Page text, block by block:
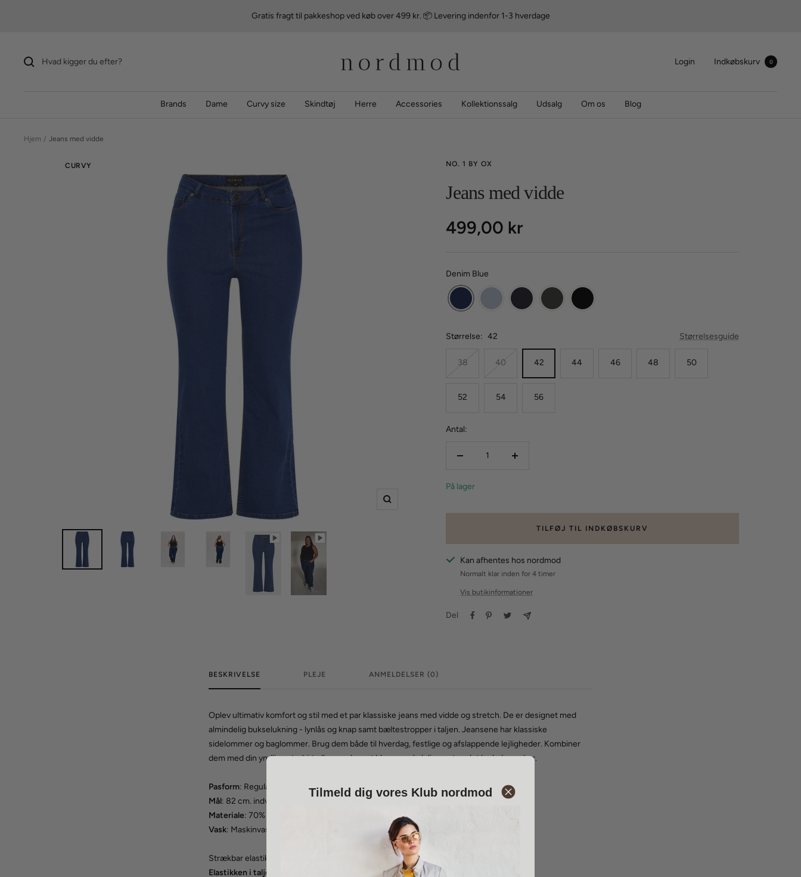
Gratis fragt til pakkeshop ved køb over 499 kr. 📦 Levering indenfor 1-3 hverdage
Login
Indkøbskurv 0
Brands Dame Curvy size Skindtøj Herre Accessories Kollektionssalg Udsalg Om os Blog
Hjem Jeans med vidde
CURVY
Zoom
NO. 1 BY OX
Jeans med vidde
Udsalgspris
499,00 kr
Denim Blue
Størrelse: 42 Størrelsesguide
38 40 42 44 46 48 50
52 54 56
Antal:
Forøg
På lager
TILFØJ TIL INDKØBSKURV
Kan afhentes hos nordmod
Normalt klar inden for 4 timer
Vis butikinformationer
Del
BESKRIVELSE PLEJE ANMELDELSER (0)
Oplev ultimativ komfort og stil med et par klassiske jeans med vidde og stretch. De er designet med
almindelig bukselukning - lynlås og knap samt bæltestropper i taljen. Jeansene har klassiske
sidelommer og baglommer. Brug dem både til hverdag, festlige og afslappende lejligheder. Kombiner
dem med din yndlings t-shirt eller en elegant bluse og skab lige netop det look du ønsker.
Pasform: Regulær pasform
Mål: 82 cm. indvendig benlængde i str. 46 | Modellen er 173 cm høj og er iført en str. 50
Materiale: 70% cotton, 28% polyester, 2% spandex
Vask: Maskinvask 30°C, skånevask
Strækbar elastik i taljen for optimal komfort og fleksibilitet.
Elastikken i taljen fra løs til udstrakt:
Tilmeld dig vores Klub nordmod